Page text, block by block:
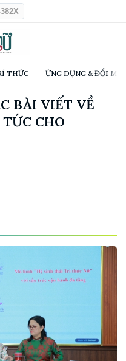
THỨC ỨNG DỤNG & ĐỔI
BÀI VIẾT VỀ
CHO